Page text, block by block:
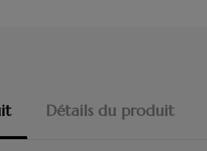
Détails du produit